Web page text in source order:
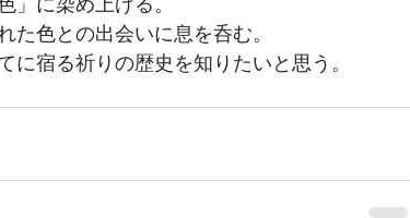
色との出会いに息を呑む。
宿る祈りの歴史を知りたいと思う。